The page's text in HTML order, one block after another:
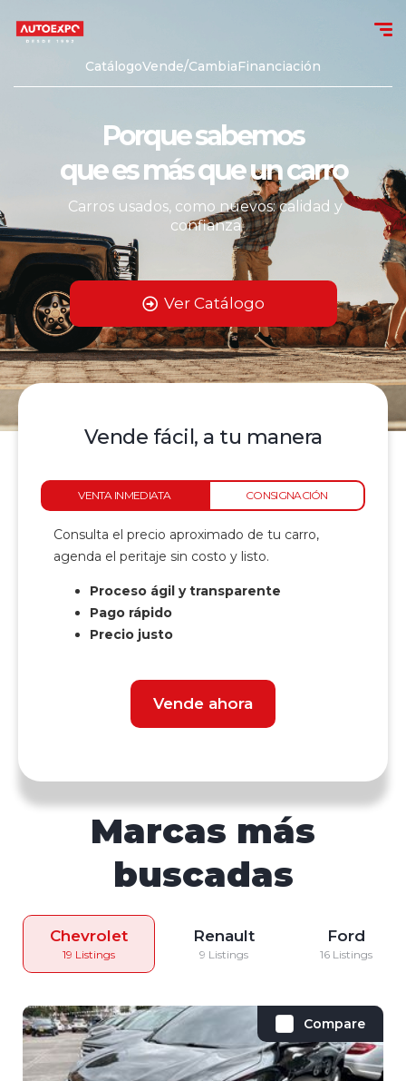
CatálogoVende/CambiaFinanciación
Porque sabemos
que es más que un carro
Carros usados, como nuevos: calidad y
confianza
Ver Catálogo
Vende fácil, a tu manera
VENTA INMEDIATA CONSIGNACIÓN
Consulta el precio aproximado de tu carro,
agenda el peritaje sin costo y listo.
Proceso ágil y transparente
Pago rápido
Precio justo
Vende ahora
Marcas más
buscadas
Chevrolet
19 Listings
Renault
9 Listings
Ford
16 Listings
Compare